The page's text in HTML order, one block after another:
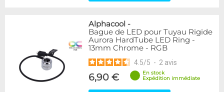
15
3
Mayhems
12
Monsoon
3
Tygon
XSPC
7
Alphacool -
Bague de LED pour Tuyau Rigide
Aurora HardTube LED Ring -
13mm Chrome - RGB
4.5/5 - 2 avis
6,90 €
En stock
Expédition immédiate